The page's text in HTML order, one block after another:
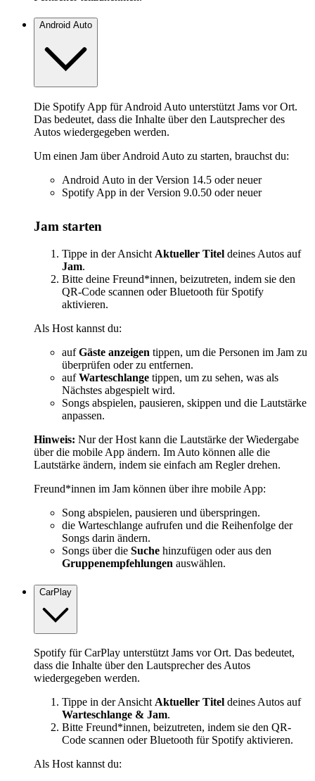
Android Auto
Die Spotify App für Android Auto unterstützt Jams vor Ort.
Das bedeutet, dass die Inhalte über den Lautsprecher des
Autos wiedergegeben werden.
Um einen Jam über Android Auto zu starten, brauchst du:
Android Auto in der Version 14.5 oder neuer
Spotify App in der Version 9.0.50 oder neuer
Jam starten
Tippe in der Ansicht Aktueller Titel deines Autos auf
Jam.
Bitte deine Freund*innen, beizutreten, indem sie den
QR-Code scannen oder Bluetooth für Spotify
aktivieren.
Als Host kannst du:
aufGäste anzeigen tippen, um die Personen im Jam zu
überprüfen oder zu entfernen.
aufWarteschlange tippen, um zu sehen, was als
Nächstes abgespielt wird.
Songs abspielen, pausieren, skippen und die Lautstärke
anpassen.
Hinweis: Nur der Host kann die Lautstärke der Wiedergabe
über die mobile App ändern. Im Auto können alle die
Lautstärke ändern, indem sie einfach am Regler drehen.
Freund*innen im Jam können über ihre mobile App:
Song abspielen, pausieren und überspringen.
die Warteschlange aufrufen und die Reihenfolge der
Songs darin ändern.
Songs über die Suche hinzufügen oder aus den
Gruppenempfehlungen auswählen.
CarPlay
Spotify für CarPlay unterstützt Jams vor Ort. Das bedeutet,
dass die Inhalte über den Lautsprecher des Autos
wiedergegeben werden.
Tippe in der Ansicht Aktueller Titel deines Autos auf
Warteschlange & Jam.
Bitte Freund*innen, beizutreten, indem sie den QR-
Code scannen oder Bluetooth für Spotify aktivieren.
Als Host kannst du: